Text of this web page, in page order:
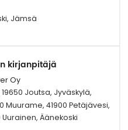
Jämsä
kirjanpitäjä
Oy
Joutsa, Jyväskylä,
Muurame, 41900 Petäjävesi,
Uurainen, Äänekoski